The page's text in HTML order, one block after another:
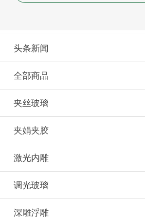
头条新闻
全部商品
夹丝玻璃
夹娟夹胶
激光内雕
调光玻璃
深雕浮雕